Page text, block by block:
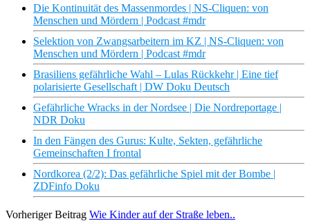
Die Kontinuität des Massenmordes | NS-Cliquen: von
Menschen und Mördern | Podcast #mdr
Selektion von Zwangsarbeitern im KZ | NS-Cliquen: von
Menschen und Mördern | Podcast #mdr
Brasiliens gefährliche Wahl – Lulas Rückkehr | Eine tief
polarisierte Gesellschaft | DW Doku Deutsch
Gefährliche Wracks in der Nordsee | Die Nordreportage |
NDR Doku
In den Fängen des Gurus: Kulte, Sekten, gefährliche
Gemeinschaften I frontal
Nordkorea (2/2): Das gefährliche Spiel mit der Bombe |
ZDFinfo Doku
Vorheriger Beitrag Wie Kinder auf der Straße leben..